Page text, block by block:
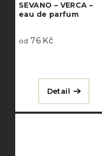
SEVANO – VERCA –
eau de parfum
od 76 Kč
Detail